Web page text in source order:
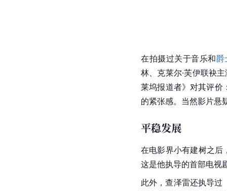
在拍摄过关于音乐和爵
林、克莱尔·芙伊联袂
莱坞报道者》对其评价
的紧张感。当然影片悬
平稳发展
在电影界小有建树之
这是他执导的首部电视
此外，查泽雷还执导过